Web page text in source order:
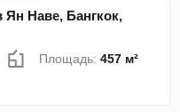
Наве, Бангкок,
Площадь:457 м²